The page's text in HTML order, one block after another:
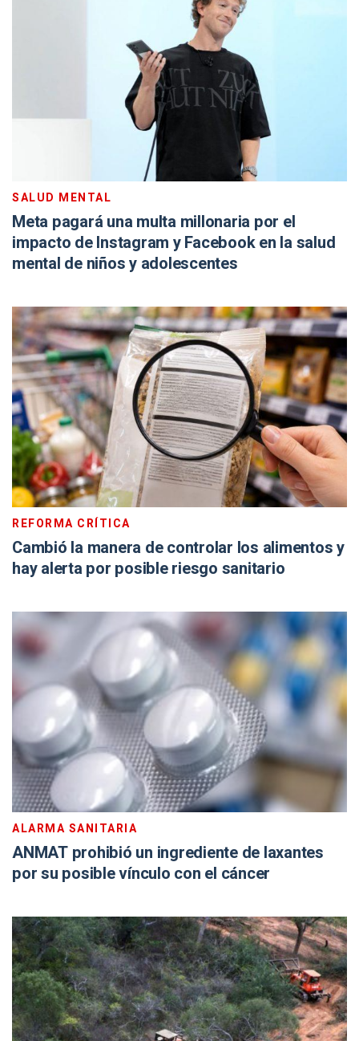
SALUD MENTAL
Meta pagará una multa millonaria por el
impacto de Instagram y Facebook en la salud
mental de niños y adolescentes
REFORMA CRÍTICA
Cambió la manera de controlar los alimentos y
hay alerta por posible riesgo sanitario
ALARMA SANITARIA
ANMAT prohibió un ingrediente de laxantes
por su posible vínculo con el cáncer